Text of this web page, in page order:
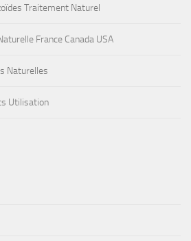
Traitement Naturel
France Canada USA
Naturelles
Utilisation